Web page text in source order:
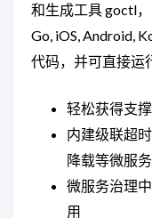
和生成工具 goctl
Go, iOS, Android,
代码，并可直接运
轻松获得支
内建级联超
降载等微服
微服务治理
用